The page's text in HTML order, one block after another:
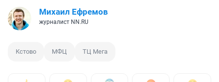
Михаил Ефремов
журналист NN.RU
Кстово МФЦ ТЦ Мега